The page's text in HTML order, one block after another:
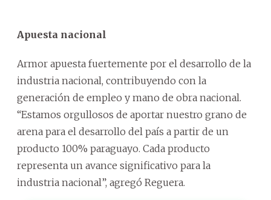
Apuesta nacional
Armor apuesta fuertemente por el desarrollo de la
industria nacional, contribuyendo con la
generación de empleo y mano de obra nacional.
“Estamos orgullosos de aportar nuestro grano de
arena para el desarrollo del país a partir de un
producto 100% paraguayo. Cada producto
representa un avance significativo para la
industria nacional”, agregó Reguera.